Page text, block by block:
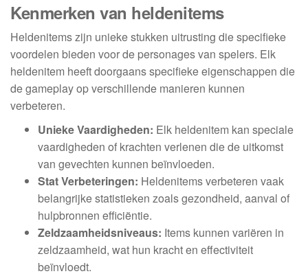
Kenmerken van heldenitems
Heldenitems zijn unieke stukken uitrusting die specifieke
voordelen bieden voor de personages van spelers. Elk
heldenitem heeft doorgaans specifieke eigenschappen die
de gameplay op verschillende manieren kunnen
verbeteren.
Unieke Vaardigheden: Elk heldenitem kan speciale
vaardigheden of krachten verlenen die de uitkomst
van gevechten kunnen beïnvloeden.
Stat Verbeteringen: Heldenitems verbeteren vaak
belangrijke statistieken zoals gezondheid, aanval of
hulpbronnen efficiëntie.
Zeldzaamheidsniveaus: Items kunnen variëren in
zeldzaamheid, wat hun kracht en effectiviteit
beïnvloedt.